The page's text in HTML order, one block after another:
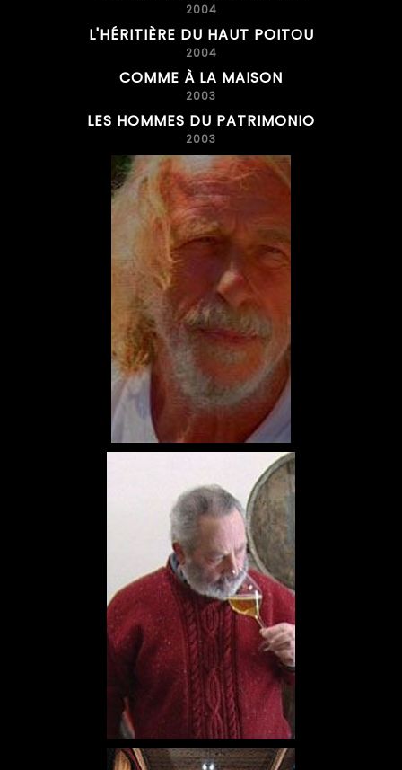
2004
L'HÉRITIÈRE DU HAUT POITOU
2004
COMME À LA MAISON
2003
LES HOMMES DU PATRIMONIO
2003